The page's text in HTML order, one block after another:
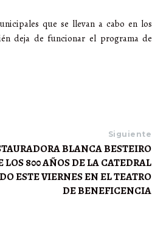
que se llevan a cabo en los
deja de funcionar el programa de
Siguiente
BLANCA BESTEIRO
LOS 800 AÑOS DE LA CATEDRAL
ESTE VIERNES EN EL TEATRO
DE BENEFICENCIA